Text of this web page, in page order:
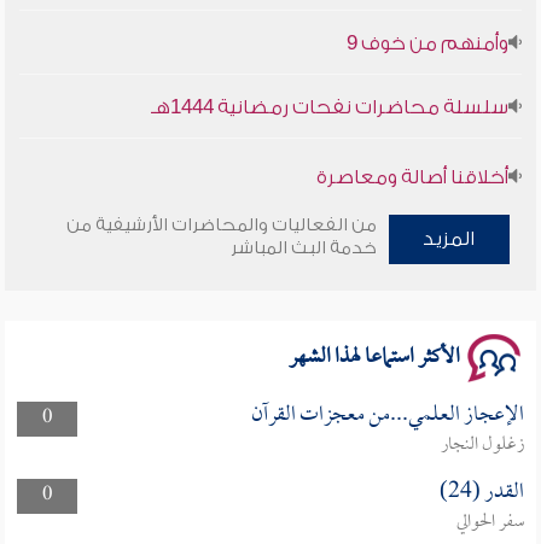
وأمنهم من خوف 9
سلسلة محاضرات نفحات رمضانية 1444هـ
أخلاقنا أصالة ومعاصرة
وأمنهم من خوف 9
المزيد
من الفعاليات والمحاضرات الأرشيفية من
خدمة البث المباشر
الأكثر استماعا لهذا الشهر
0 الإعجاز العلمي...من معجزات القرآن
زغلول النجار
0
القدر (24)
سفر الحوالي